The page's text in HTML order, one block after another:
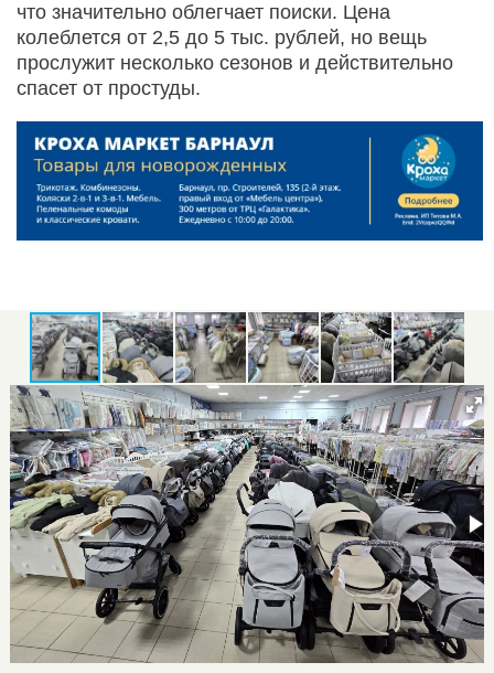
что значительно облегчает поиски. Цена
колеблется от 2,5 до 5 тыс. рублей, но вещь
прослужит несколько сезонов и действительно
спасет от простуды.